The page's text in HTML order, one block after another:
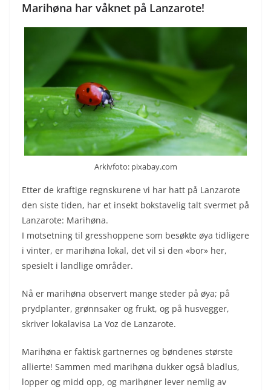
Marihøna har våknet på Lanzarote!
Arkivfoto: pixabay.com
Etter de kraftige regnskurene vi har hatt på Lanzarote
den siste tiden, har et insekt bokstavelig talt svermet på
Lanzarote: Marihøna.
I motsetning til gresshoppene som besøkte øya tidligere
i vinter, er marihøna lokal, det vil si den «bor» her,
spesielt i landlige områder.
Nå er marihøna observert mange steder på øya; på
prydplanter, grønnsaker og frukt, og på husvegger,
skriver lokalavisa La Voz de Lanzarote.
Marihøna er faktisk gartnernes og bøndenes største
allierte! Sammen med marihøna dukker også bladlus,
lopper og midd opp, og marihøner lever nemlig av